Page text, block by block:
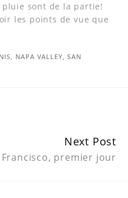
sont de la partie!
les points de vue que
, NAPA VALLEY,SAN
Next Post
Francisco, premier jour